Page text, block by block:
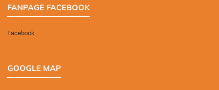
FANPAGE FACEBOOK
Facebook
GOOGLE MAP